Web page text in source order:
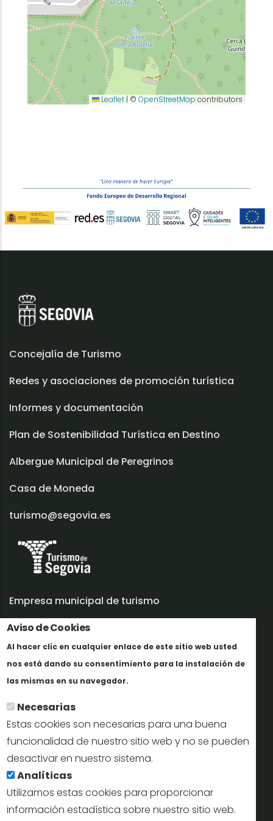
Aviso de Cookies
Al hacer clic en cualquier enlace de este sitio web usted
nos está dando su consentimiento para la instalación de
las mismas en su navegador.
Necesarias
Estas cookies son necesarias para una buena
funcionalidad de nuestro sitio web y no se pueden
desactivar en nuestro sistema.
Analíticas
Utilizamos estas cookies para proporcionar
información estadística sobre nuestro sitio web.
Leaflet | © OpenStreetMap contributors
Concejalía de Turismo
Redes y asociaciones de promoción turística
Informes y documentación
Plan de Sostenibilidad Turística en Destino
Albergue Municipal de Peregrinos
Casa de Moneda
turismo@segovia.es
Empresa municipal de turismo
Trabaja con nosotros
Informes y documentación
Perfil del contratante
Oficinas de Turismo
reservas@turismodesegovia.com
info@turismodesegovia.com